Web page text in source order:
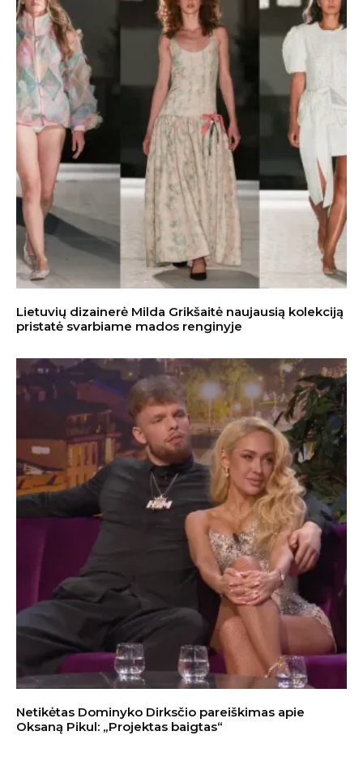
Lietuvių dizainerė Milda Grikšaitė naujausią kolekciją
pristatė svarbiame mados renginyje
Netikėtas Dominyko Dirksčio pareiškimas apie
Oksaną Pikul: „Projektas baigtas“